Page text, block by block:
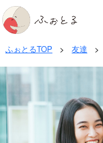
ふぉとるTOP > 友達 >